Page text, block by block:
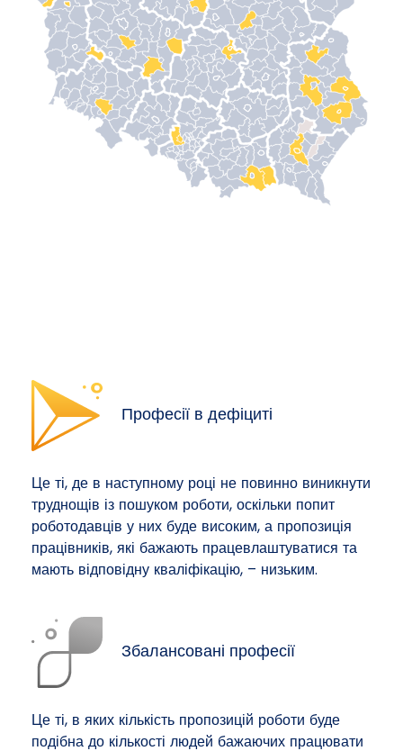
Професії в дефіциті
Це ті, де в наступному році не повинно виникнути
труднощів із пошуком роботи, оскільки попит
роботодавців у них буде високим, а пропозиція
працівників, які бажають працевлаштуватися та
мають відповідну кваліфікацію, – низьким.
Збалансовані професії
Це ті, в яких кількість пропозицій роботи буде
подібна до кількості людей бажаючих працювати